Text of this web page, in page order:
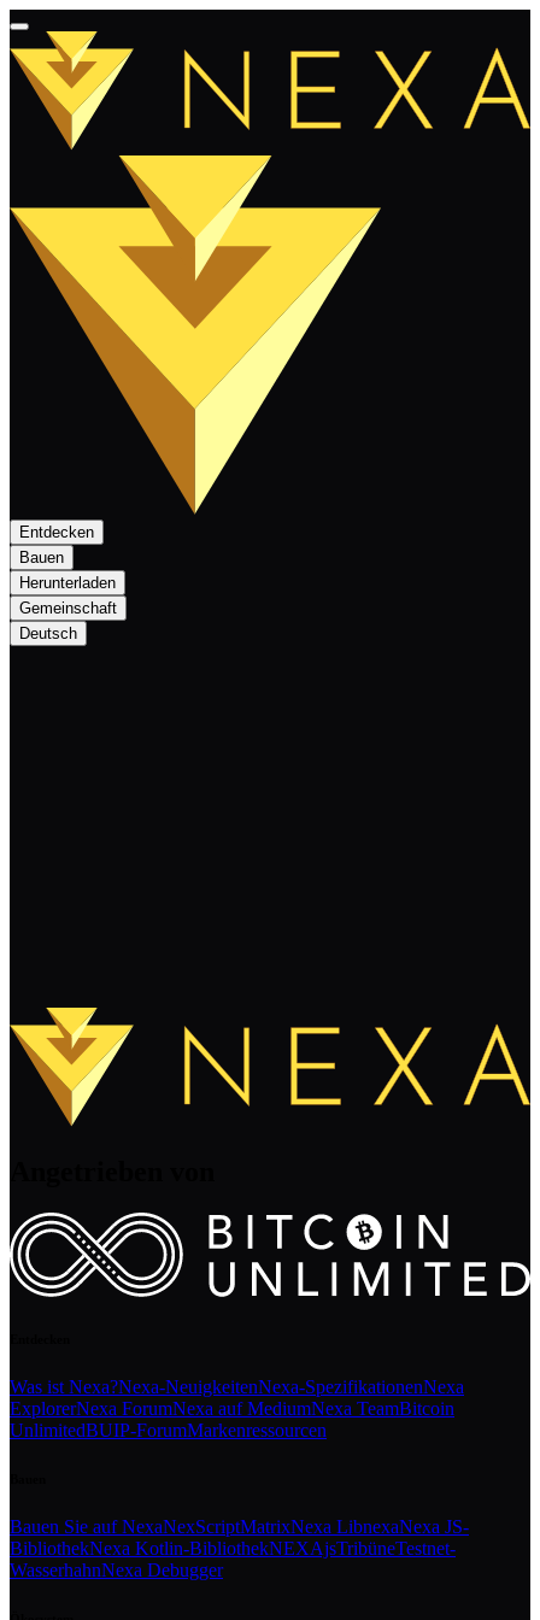
Entdecken
Bauen
Herunterladen
Gemeinschaft
Deutsch
Was ist Nexa?Nexa-NeuigkeitenNexa-SpezifikationenNexa
ExplorerNexa ForumNexa auf MediumNexa TeamBitcoin
UnlimitedBUIP-ForumMarkenressourcen
Bauen Sie auf NexaNexScriptMatrixNexa LibnexaNexa JS-
BibliothekNexa Kotlin-BibliothekNEXAjsTribüneTestnet-
WasserhahnNexa Debugger